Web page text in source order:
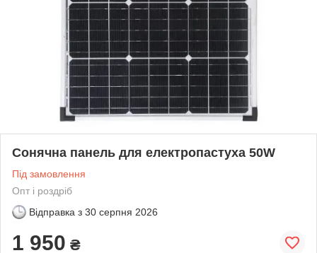
Сонячна панель для електропастуха 50W
Під замовлення
Опт і роздріб
Відправка з 30 серпня 2026
1 950 ₴